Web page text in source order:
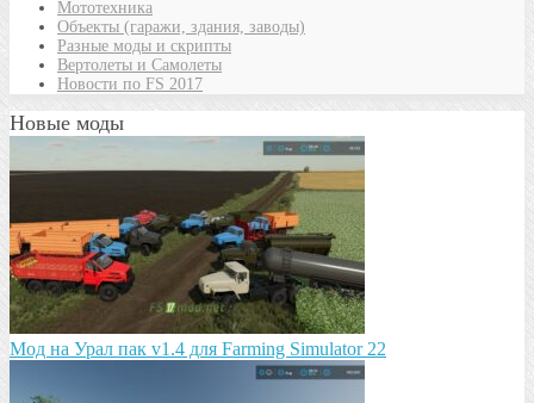
Мототехника
Объекты (гаражи, здания, заводы)
Разные моды и скрипты
Вертолеты и Самолеты
Новости по FS 2017
Новые моды
Мод на Урал пак v1.4 для Farming Simulator 22